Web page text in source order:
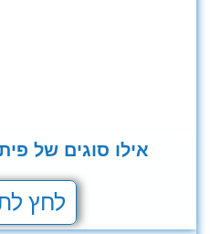
אילו סוגים של
לחץ